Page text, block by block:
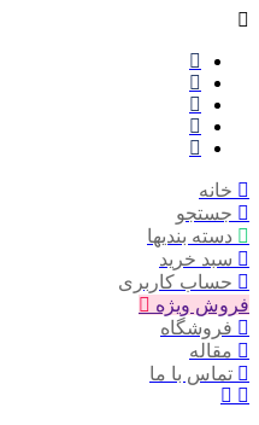
خانه
جستجو
دسته بندیها
سبد خرید
حساب کاربری
فروش ویژه
فروشگاه
مقاله
تماس با ما